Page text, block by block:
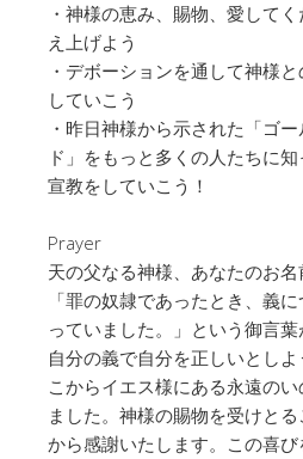
・神様の恵み、賜物、愛して
え上げよう
・デボーションを通して神様
していこう
・昨日神様から示された「ゴ
ド」をもっと多くの人たちに
宣教をしていこう！
Prayer
天の父なる神様、あなたのお名
「罪の奴隷であったとき、義
っていました。」という御言葉
自分の義で自分を正しいとし
こからイエス様にある永遠の
ました。神様の賜物を受けと
から感謝いたします。この喜び